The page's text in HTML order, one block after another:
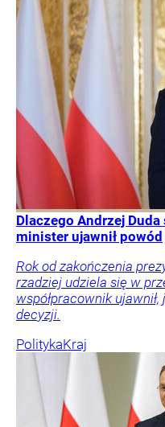
Dlaczego Andrzej
minister ujawnił powód
Rok od zakończenia
rzadziej udziela się w
współpracownik
decyzji.
PolitykaKraj